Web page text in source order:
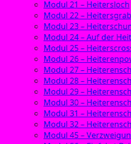
Modul 21 – Heitersloch
Modul 22 –
Modul 23 –
Modul 24 – Auf der
Modul 25 –
Modul 26 –
Modul 27 –
Modul 28 –
Modul 29 –
Modul 30 –
Modul 31 –
Modul 32 –
Modul 45 –